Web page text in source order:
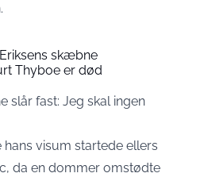
skæbne
Thyboe er død
slår fast: Jeg skal ingen
visum startede ellers
da en dommer omstødte